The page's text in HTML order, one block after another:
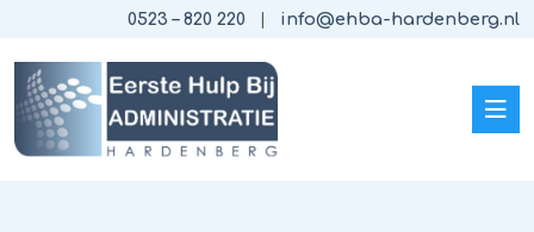
0523 – 820 220 info@ehba-hardenberg.nl